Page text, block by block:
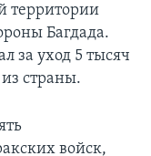
территории
Багдада.
за уход 5 тысяч
страны.
войск,